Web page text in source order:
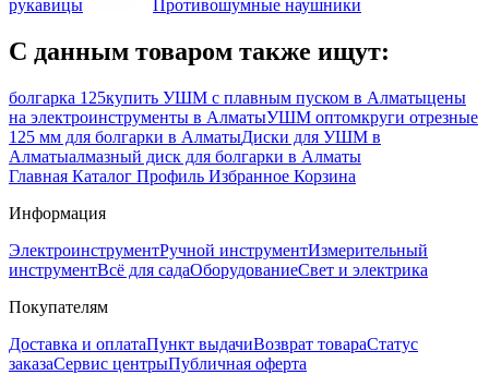
рукавицы Противошумные наушники
С данным товаром также ищут:
болгарка 125купить УШМ с плавным пуском в Алматыцены
на электроинструменты в АлматыУШМ оптомкруги отрезные
125 мм для болгарки в АлматыДиски для УШМ в
Алматыалмазный диск для болгарки в Алматы
Главная Каталог Профиль Избранное Корзина
Информация
ЭлектроинструментРучной инструментИзмерительный
инструментВсё для садаОборудованиеСвет и электрика
Покупателям
Доставка и оплатаПункт выдачиВозврат товараСтатус
заказаСервис центрыПубличная оферта